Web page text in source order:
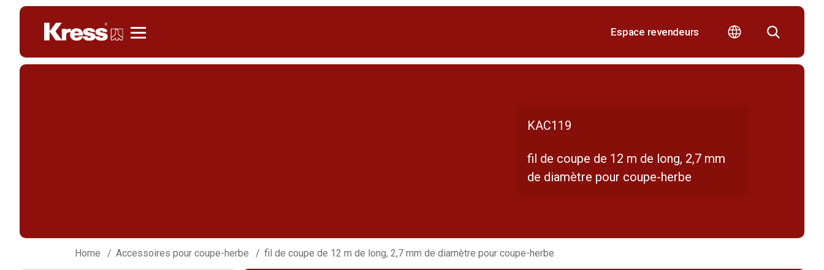
Espace revendeurs
KAC119
fil de coupe de 12 m de long, 2,7 mm
de diamètre pour coupe-herbe
Home Accessoires pour coupe-herbe fil de coupe de 12 m de long, 2,7 mm de diamètre pour coupe-herbe